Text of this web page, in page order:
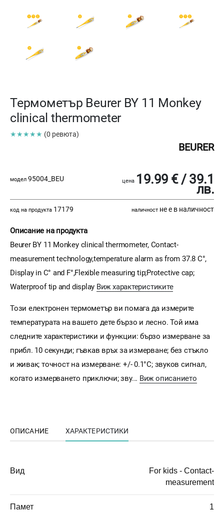
Термометър Beurer BY 11 Monkey
clinical thermometer
★★★★★ (0 ревюта)
BEURER
модел 95004_BEU цена 19.99 € / 39.1
лв.
код на продукта 17179 наличност не е в наличност
Описание на продукта
Beurer BY 11 Monkey clinical thermometer, Contact-
measurement technology,temperature alarm as from 37.8 C°,
Display in C° and F°,Flexible measuring tip;Protective cap;
Waterproof tip and display Виж характеристиките
Този електронен термометър ви помага да измерите
температурата на вашето дете бързо и лесно. Той има
следните характеристики и функции: бързо измерване за
прибл. 10 секунди; гъвкав връх за измерване; без стъкло
и живак; точност на измерване: +/- 0.1°C; звуков сигнал,
когато измерването приключи; зву... Виж описанието
ОПИСАНИЕ ХАРАКТЕРИСТИКИ
Вид
For kids - Contact-
measurement
Памет 1